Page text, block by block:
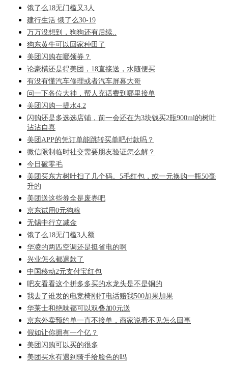
饿了么18无门槛又3人
建行生活 饿了么30-19
万万没想到，狗狗还有后续..
狗东黄牛可以回家种田了
美团闪购在哪领券？
论豪橫还是得美团，18直接送，水随便买
有没有懂汽车修理或者汽车屏幕大哥
问一下各位大神，帮人充话费到哪里接单
美团闪购一提水4.2
闪购还是多选选店铺，前一会还在为3块钱买2瓶900ml的树叶
沾沾自喜
美团APP的凭订单能跳转买单吧付款吗？
微信限制临时社交需要朋友验证怎么解？
今日破零毛
美团买东方树叶扫了几个码。5毛红包，或一元换购一瓶50毫
升的
美团送这些券全是废券吧
京东试用0元狗粮
无锡中行立减金
饿了么18无门槛3人额
华凌的两匹空调还是挺省电的啊
兴业怎么都退款了
中国移动2元支付宝红包
吧友看看这个拼多多买的水龙头是不是铜的
我去了谁发的电竞椅刚打电话赔我500加果加果
华莱士和绝味都可以双叠加0元送
京东外卖预约单一直不接单，商家说看不见怎么回事
假如让你拥有一个亿？
美团闪购可以买的很多
美团买水有遇到骑手给脸色的吗